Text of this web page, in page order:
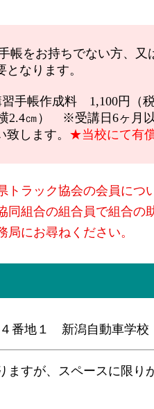
をお持ちでない方、又
なります。
手帳作成料 1,100円（
2.4㎝） ※受講日6ヶ月
します。 ★当校にて有
ラック協会の会員につ
同組合の組合員で組合
にお尋ねください。
番地１ 新潟自動車学校
すが、スペースに限り